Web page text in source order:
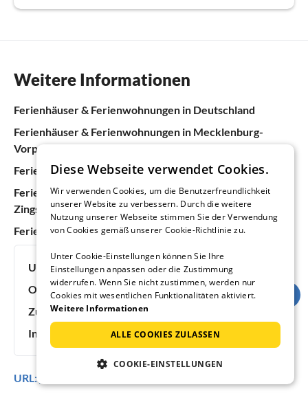
Weitere Informationen
Ferienhäuser & Ferienwohnungen in Deutschland
Ferienhäuser & Ferienwohnungen in Mecklenburg-
Vorpommern
Ferienhäuser & Ferienwohnungen an der Ostsee
Ferienhäuser & Ferienwohnungen in Fischland-Darß-
Zingst
Ferienhäuser & Ferienwohnungen in Pruchten
Urlaubsideen: Strandurlaub
Objektnummer:171998
Zuletzt aktualisiert:06.08.2026
Inserat online seit: 8 Jahren
URL:
Diese Webseite verwendet Cookies.
Wir verwenden Cookies, um die Benutzerfreundlichkeit
unserer Website zu verbessern. Durch die weitere
Nutzung unserer Webseite stimmen Sie der Verwendung
von Cookies gemäß unserer Cookie-Richtlinie zu.
Unter Cookie-Einstellungen können Sie Ihre
Einstellungen anpassen oder die Zustimmung
widerrufen. Wenn Sie nicht zustimmen, werden nur
Cookies mit wesentlichen Funktionalitäten aktiviert.
Weitere Informationen
ALLE COOKIES ZULASSEN
COOKIE-EINSTELLUNGEN